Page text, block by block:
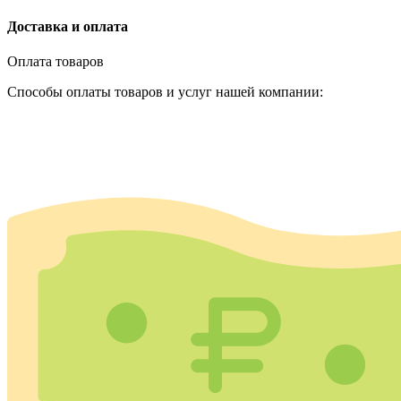
Доставка и оплата
Оплата товаров
Способы оплаты товаров и услуг нашей компании: